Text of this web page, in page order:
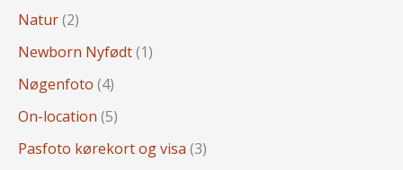
Natur(2)
Newborn Nyfødt(1)
Nøgenfoto (4)
On-location (5)
Pasfoto kørekort og visa (3)